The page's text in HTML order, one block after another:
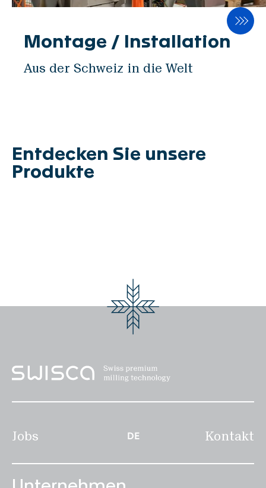
Montage / Installation
Aus der Schweiz in die Welt
Entdecken Sie unsere
Produkte
Jobs DE Kontakt